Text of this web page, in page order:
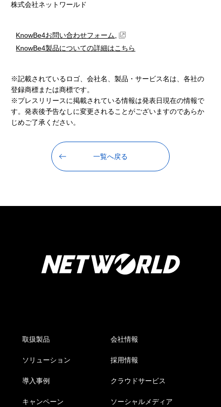
株式会社ネットワールド
KnowBe4お問い合わせフォーム
KnowBe4製品についての詳細はこちら
※記載されているロゴ、会社名、製品・サービス名は、各社の
登録商標または商標です。
※プレスリリースに掲載されている情報は発表日現在の情報で
す。発表後予告なしに変更されることがございますのであらか
じめご了承ください。
一覧へ戻る
取扱製品
ソリューション
導入事例
キャンペーン
会社情報
採用情報
クラウドサービス
ソーシャルメディア